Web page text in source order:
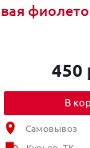
450
В
Самовывоз